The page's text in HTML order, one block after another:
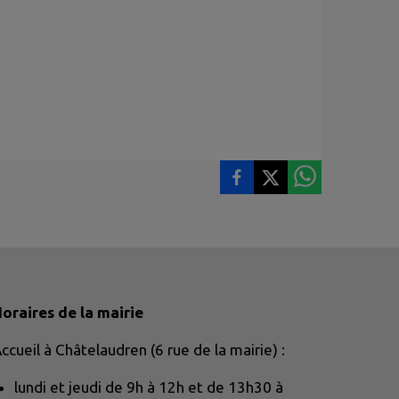
de la mairie
à Châtelaudren (6 rue de la mairie) :
lundi et jeudi de 9h à 12h et de 13h30 à